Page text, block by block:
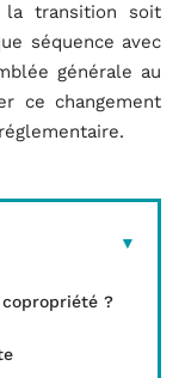
la transition soit
séquence avec
générale au
ce changement
?